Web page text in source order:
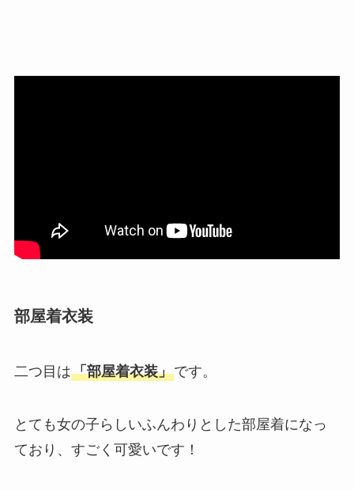
部屋着衣装
二つ目は「部屋着衣装」です。
とても女の子らしいふんわりとした部屋着になっ
ており、すごく可愛いです！